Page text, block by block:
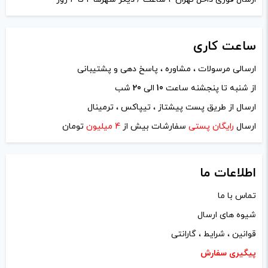
نام*
ایمیل*
ذخیره نام، ایمیل و وبسایت من در مرورگر برای زمانی که دوباره
دیدگاهی می‌نویسم.
ساعت کاری
ارسالی مرسولات ، مشاوره ، پاسخ دهی و پشتیبانی
از شنبه تا پنجشنه ساعت 10 الی 20 شب
ارسال از طریق پست پیشتاز ، تیپاکس ، ترمینال
ارسال رایگان پستی سفارشات بیش از 4 میلیون تومان
اطلاعات ما
تماس با ما
شیوه های ارسال
قوانین ، شرایط ، گارانتی
پیگیری سفارش